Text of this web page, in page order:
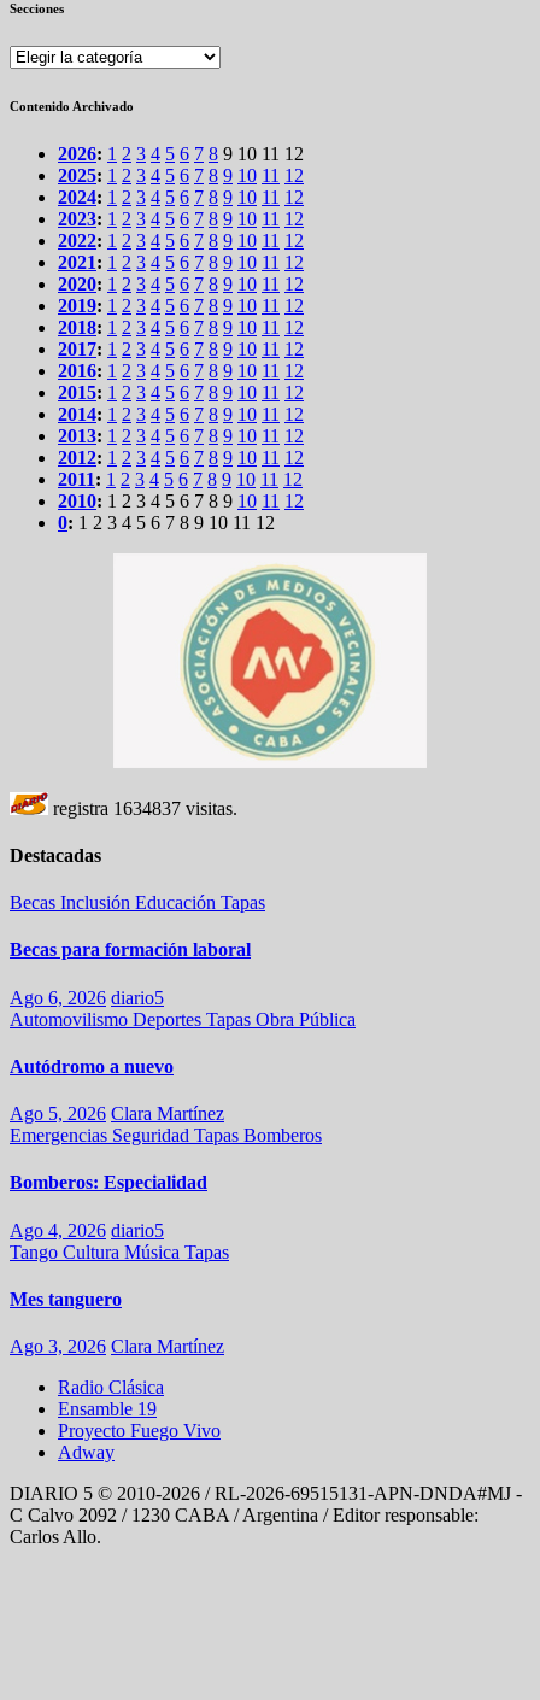
Secciones
Secciones
Contenido Archivado
2026: 1 2 3 4 5 6 7 8 9 10 11 12
2025: 1 2 3 4 5 6 7 8 9 10 11 12
2024: 1 2 3 4 5 6 7 8 9 10 11 12
2023: 1 2 3 4 5 6 7 8 9 10 11 12
2022: 1 2 3 4 5 6 7 8 9 10 11 12
2021: 1 2 3 4 5 6 7 8 9 10 11 12
2020: 1 2 3 4 5 6 7 8 9 10 11 12
2019: 1 2 3 4 5 6 7 8 9 10 11 12
2018: 1 2 3 4 5 6 7 8 9 10 11 12
2017: 1 2 3 4 5 6 7 8 9 10 11 12
2016: 1 2 3 4 5 6 7 8 9 10 11 12
2015: 1 2 3 4 5 6 7 8 9 10 11 12
2014: 1 2 3 4 5 6 7 8 9 10 11 12
2013: 1 2 3 4 5 6 7 8 9 10 11 12
2012: 1 2 3 4 5 6 7 8 9 10 11 12
2011: 1 2 3 4 5 6 7 8 9 10 11 12
2010: 1 2 3 4 5 6 7 8 9 10 11 12
0: 1 2 3 4 5 6 7 8 9 10 11 12
registra 1634837 visitas.
Destacadas
Becas Inclusión Educación Tapas
Becas para formación laboral
Ago 6, 2026 diario5
Automovilismo Deportes Tapas Obra Pública
Autódromo a nuevo
Ago 5, 2026 Clara Martínez
Emergencias Seguridad Tapas Bomberos
Bomberos: Especialidad
Ago 4, 2026 diario5
Tango Cultura Música Tapas
Mes tanguero
Ago 3, 2026 Clara Martínez
Radio Clásica
Ensamble 19
Proyecto Fuego Vivo
Adway
DIARIO 5 © 2010-2026 / RL-2026-69515131-APN-DNDA#MJ -
C Calvo 2092 / 1230 CABA / Argentina / Editor responsable:
Carlos Allo.